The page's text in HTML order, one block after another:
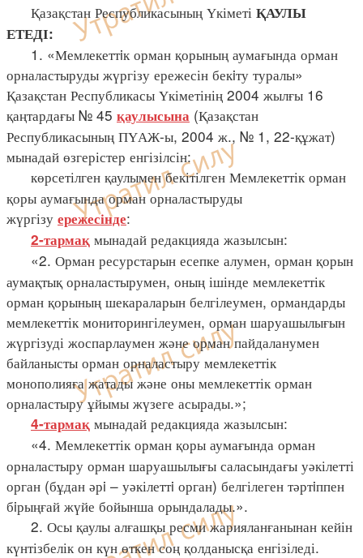
Қазақстан Республикасының Үкіметі ҚАУЛЫ
ЕТЕДІ:
1. «Мемлекеттiк орман қорының аумағында орман
орналастыруды жүргізу ережесін бекiту туралы»
Қазақстан Республикасы Үкіметінің 2004 жылғы 16
қаңтардағы № 45 қаулысына (Қазақстан
Республикасының ПҮАЖ-ы, 2004 ж., № 1, 22-құжат)
мынадай өзгерістер енгізілсін:
көрсетілген қаулымен бекітілген Мемлекеттік орман
қоры аумағында орман орналастыруды
жүргізу ережесінде:
2-тармақ мынадай редакцияда жазылсын:
«2. Орман ресурстарын есепке алумен, орман қорын
аумақтық орналастырумен, оның ішінде мемлекеттік
орман қорының шекараларын белгілеумен, ормандарды
мемлекеттік мониторингілеумен, орман шаруашылығын
жүргізуді жоспарлаумен және орман пайдаланумен
байланысты орман орналастыру мемлекеттік
монополияға жатады және оны мемлекеттік орман
орналастыру ұйымы жүзеге асырады.»;
4-тармақ мынадай редакцияда жазылсын:
«4. Мемлекеттік орман қоры аумағында орман
орналастыру орман шаруашылығы саласындағы уәкілетті
орган (бұдан әрi – уәкілеттi орган) белгілеген тәртiппен
бiрыңғай жүйе бойынша орындалады.».
2. Осы қаулы алғашқы ресми жарияланғанынан кейін
күнтізбелік он күн өткен соң қолданысқа енгізіледі.